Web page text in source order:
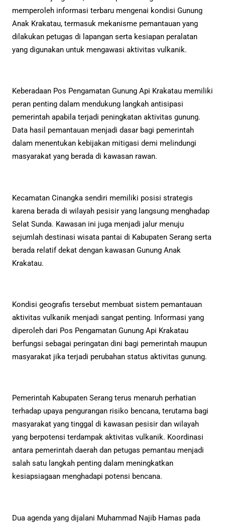
memperoleh informasi terbaru mengenai kondisi Gunung
Anak Krakatau, termasuk mekanisme pemantauan yang
dilakukan petugas di lapangan serta kesiapan peralatan
yang digunakan untuk mengawasi aktivitas vulkanik.
Keberadaan Pos Pengamatan Gunung Api Krakatau memiliki
peran penting dalam mendukung langkah antisipasi
pemerintah apabila terjadi peningkatan aktivitas gunung.
Data hasil pemantauan menjadi dasar bagi pemerintah
dalam menentukan kebijakan mitigasi demi melindungi
masyarakat yang berada di kawasan rawan.
Kecamatan Cinangka sendiri memiliki posisi strategis
karena berada di wilayah pesisir yang langsung menghadap
Selat Sunda. Kawasan ini juga menjadi jalur menuju
sejumlah destinasi wisata pantai di Kabupaten Serang serta
berada relatif dekat dengan kawasan Gunung Anak
Krakatau.
Kondisi geografis tersebut membuat sistem pemantauan
aktivitas vulkanik menjadi sangat penting. Informasi yang
diperoleh dari Pos Pengamatan Gunung Api Krakatau
berfungsi sebagai peringatan dini bagi pemerintah maupun
masyarakat jika terjadi perubahan status aktivitas gunung.
Pemerintah Kabupaten Serang terus menaruh perhatian
terhadap upaya pengurangan risiko bencana, terutama bagi
masyarakat yang tinggal di kawasan pesisir dan wilayah
yang berpotensi terdampak aktivitas vulkanik. Koordinasi
antara pemerintah daerah dan petugas pemantau menjadi
salah satu langkah penting dalam meningkatkan
kesiapsiagaan menghadapi potensi bencana.
Dua agenda yang dijalani Muhammad Najib Hamas pada